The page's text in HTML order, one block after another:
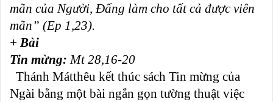
mãn của Người, Đấng làm cho tất cả được viên
mãn” (Ep 1,23).
+ Bài
Tin mừng:Mt 28,16-20
Thánh Mátthêu kết thúc sách Tin mừng của
Ngài bằng một bài ngắn gọn tường thuật việc